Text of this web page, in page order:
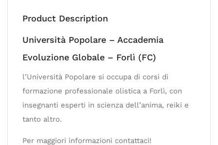
Product Description
Università Popolare – Accademia
Evoluzione Globale – Forlì (FC)
l’Università Popolare si occupa di corsi di
formazione professionale olistica a Forlì, con
insegnanti esperti in scienza dell’anima, reiki e
tanto altro.
Per maggiori informazioni contattaci!